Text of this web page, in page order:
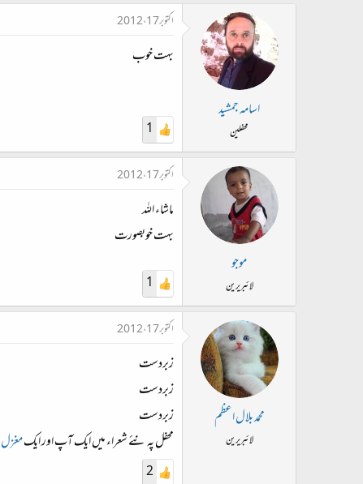
اسامہ جمشید
محفلین
اکتوبر 17، 2012
بہت خوب
1
موجو
لائبریرین
اکتوبر 17، 2012
ماشاء اللہ
بہت خوبصورت
1
محمد بلال اعظم
لائبریرین
اکتوبر 17، 2012
زبردست
زبردست
زبردست
محفل پہ نئے شعراء میں ایک آپ اور ایکمغزل
2